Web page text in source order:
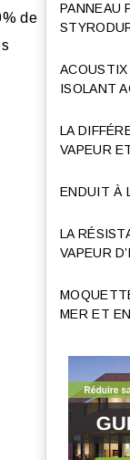
de
PANNEAU
ACOUSTIX
ISOLANT
LA
VAPEUR
ENDUIT À
LA
VAPEUR
MER ET